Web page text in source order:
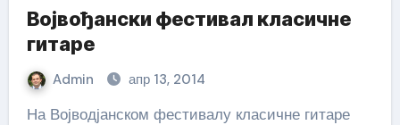
Војвођански фестивал класичне
гитаре
Admin апр 13, 2014
На Војводјанском фестивалу класичне гитаре